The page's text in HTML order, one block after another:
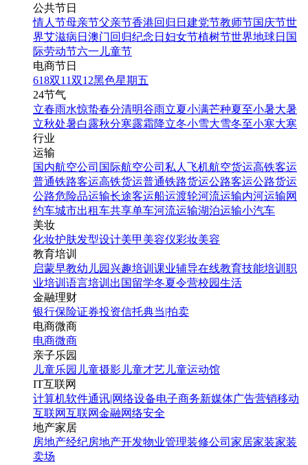
公共节日
情人节母亲节父亲节香港回归日 建党节教师节国庆节世
界艾滋病日 澳门回归纪念日 妇女节植树节世界地球日 国
际劳动节六一儿童节
电商节日
618双11双12黑色星期五
24节气
立春雨水惊蛰春分清明谷雨立夏小满芒种夏至小暑大暑
立秋处暑白露秋分寒露霜降立冬小雪大雪冬至小寒大寒
行业
运输
国内航空公司 国际航空公司 私人飞机航空货运高铁客运
普通铁路客运高铁货运普通铁路货运公路客运公路货运
公路危险品运输长途客运船运渡轮河流运输内河运输网
约车城市出租车共享单车河流运输湖泊运输小汽车
美妆
化妆护肤发型设计美甲 美容仪彩妆美容
教育培训
启蒙早教幼儿园 兴趣培训 课业辅导在线教育技能培训 职
业培训 语言培训 出国留学冬夏令营校园生活
金融理财
银行保险证券投资信托典当|拍卖
电商微商
电商微商
亲子乐园
儿童乐园 儿童摄影 儿童才艺 儿童运动馆
IT互联网
计算机软件通讯|网络设备电子商务新媒体广告营销移动
互联网互联网金融网络安全
地产家居
房地产经纪房地产开发物业管理装修公司 家居家装家装
卖场